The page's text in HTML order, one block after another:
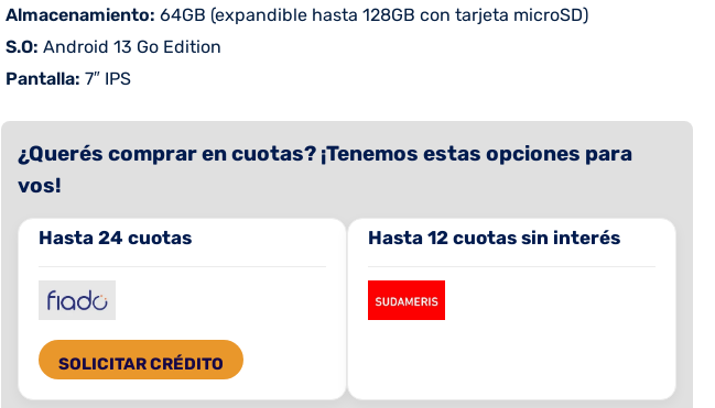
 Almacenamiento: 64GB (expandible hasta 128GB con tarjeta microSD)
 S.O: Android 13 Go Edition
 Pantalla: 7″ IPS
¿Querés comprar en cuotas? ¡Tenemos estas opciones para
vos!
Hasta 24 cuotas
SOLICITAR CRÉDITO
Hasta 12 cuotas sin interés